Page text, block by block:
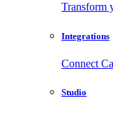
Transform
Integrations
Connect
Studio